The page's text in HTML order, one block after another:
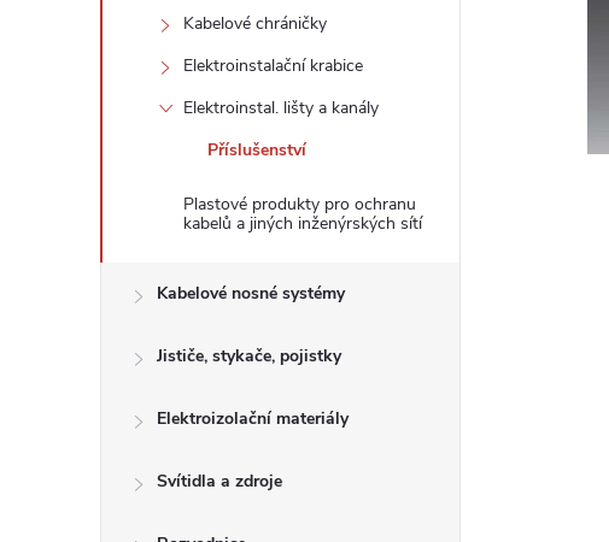
Kabelové chráničky
Elektroinstalační krabice
Elektroinstal. lišty a kanály
Příslušenství
Plastové produkty pro ochranu
kabelů a jiných inženýrských sítí
Kabelové nosné systémy
Jističe, stykače, pojistky
Elektroizolační materiály
Svítidla a zdroje